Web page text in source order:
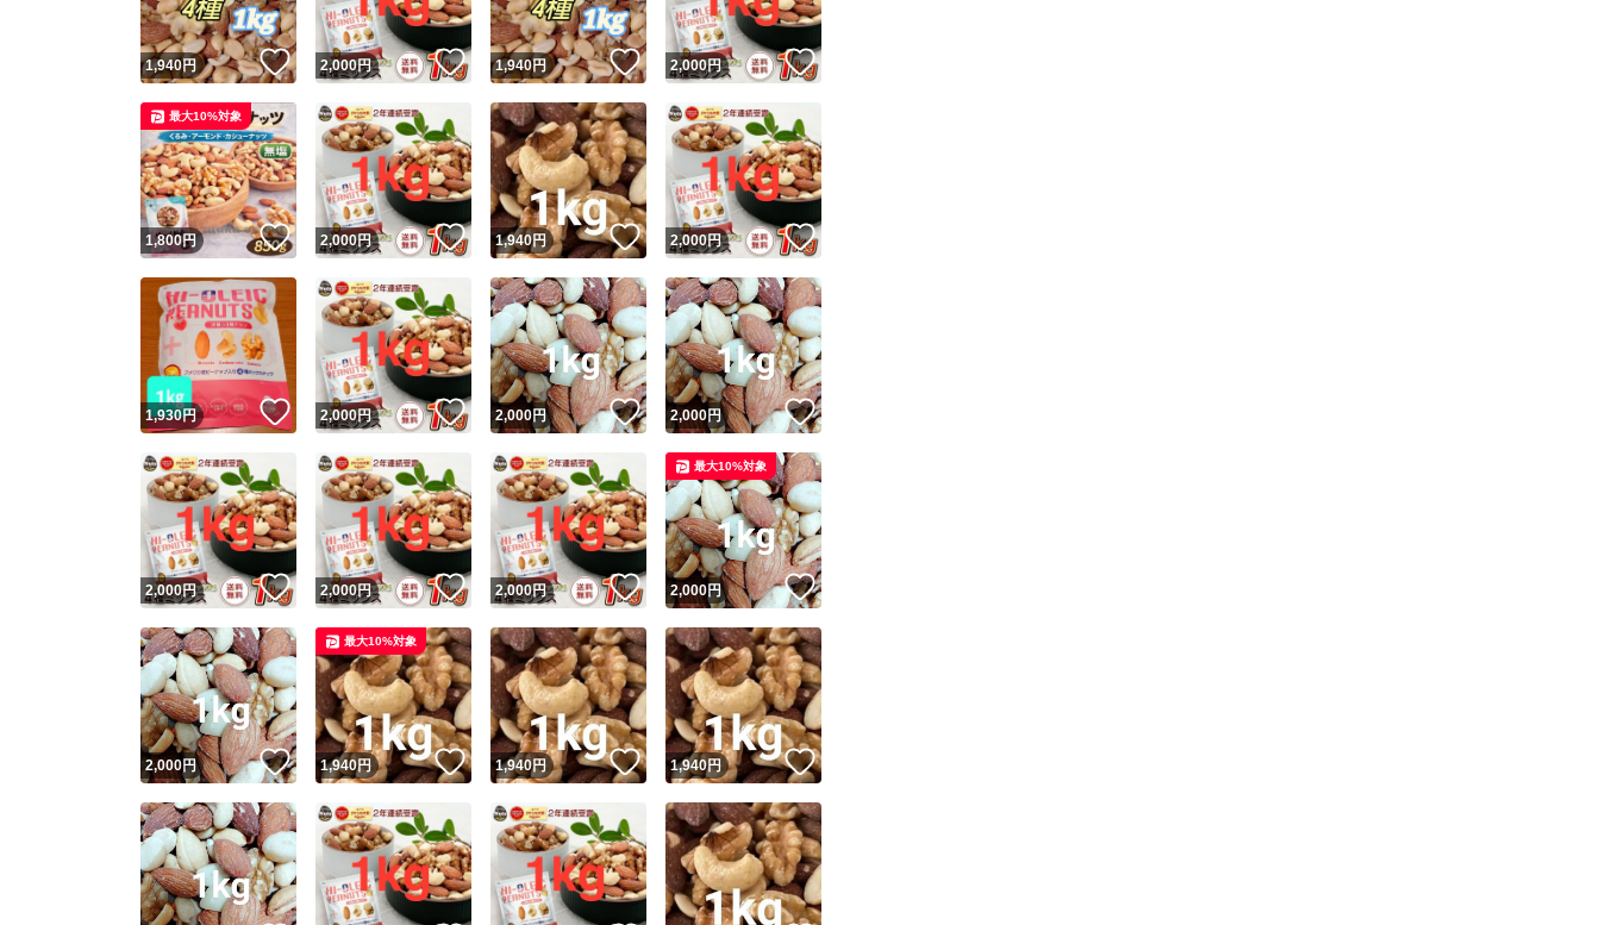
安心取引出品者 Yahoo!フリマの基準をクリアした安心・安全なユーザーです
取引実績
取引実績◯+ このユーザーはYahoo!フリマの取引を完了させた実績があります
他フリマ実績◯+ このユーザーは他フリマサービスでの取引実績があります
スピード&安心発送
※このバッジは実績に基づく表示であり、発送を保証しているものではありません
スピード＆安心発送
このユーザーは高頻度で24時間以内＆設定した発送日数内に発送してい
ます
スピード発送 このユーザーは高頻度で24時間以内に発送しています
安心発送 このユーザーは設定した発送日数内に発送しています
商品画像の無断転載は禁止されています
コピーは1商品につき1回です
出品ページへ
キャンセル
1,940円 いいね！
2,000円 いいね！
1,940円 いいね！
2,000円 いいね！
1,800円 いいね！
最大10%対象
2,000円 いいね！
1,940円 いいね！
2,000円 いいね！
1,930円 いいね！
2,000円 いいね！
2,000円 いいね！
2,000円 いいね！
2,000円 いいね！
2,000円 いいね！
2,000円 いいね！
2,000円 いいね！
最大10%対象
2,000円 いいね！
1,940円 いいね！
最大10%対象
1,940円 いいね！
1,940円 いいね！